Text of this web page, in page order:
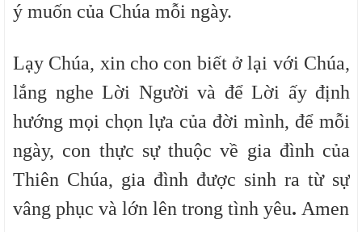
ý muốn của Chúa mỗi ngày.
Lạy Chúa, xin cho con biết ở lại với Chúa,
lắng nghe Lời Người và để Lời ấy định
hướng mọi chọn lựa của đời mình, để mỗi
ngày, con thực sự thuộc về gia đình của
Thiên Chúa, gia đình được sinh ra từ sự
vâng phục và lớn lên trong tình yêu. Amen